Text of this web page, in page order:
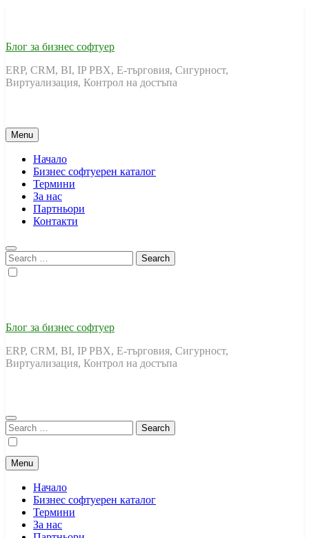
Блог за бизнес софтуер
ERP, CRM, BI, IP PBX, Е-търговия, Сигурност,
Виртуализация, Контрол на достъпа
Menu
Начало
Бизнес софтуерен каталог
Термини
За нас
Партньори
Контакти
Search
for:
Блог за бизнес софтуер
ERP, CRM, BI, IP PBX, Е-търговия, Сигурност,
Виртуализация, Контрол на достъпа
Search
for:
Menu
Начало
Бизнес софтуерен каталог
Термини
За нас